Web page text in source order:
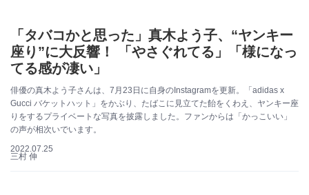
「タバコかと思った」真木よう子、“ヤンキー
座り”に大反響！ 「やさぐれてる」「様になっ
てる感が凄い」
俳優の真木よう子さんは、7月23日に自身のInstagramを更新。「adidas x
Gucci バケットハット」をかぶり、たばこに見立てた飴をくわえ、ヤンキー座
りをするプライベートな写真を披露しました。ファンからは「かっこいい」
の声が相次いでいます。
2022.07.25
三村 伸